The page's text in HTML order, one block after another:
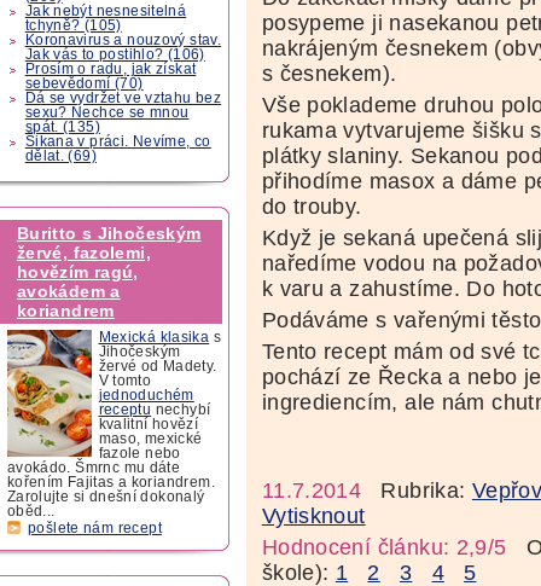
Jak nebýt nesnesitelná
tchyně? (105)
Koronavirus a nouzový stav.
Jak vás to postihlo? (106)
Prosím o radu, jak získat
sebevědomí (70)
Dá se vydržet ve vztahu bez
sexu? Nechce se mnou
spát. (135)
Šikana v práci. Nevíme, co
dělat. (69)
Buritto s Jihočeským
žervé, fazolemi,
hovězím ragú,
avokádem a
koriandrem
Mexická klasika s
Jihočeským
žervé od Madety.
V tomto
jednoduchém
receptu nechybí
kvalitní hovězí
maso, mexické
fazole nebo
avokádo. Šmrnc mu dáte
kořením Fajitas a koriandrem.
Zarolujte si dnešní dokonalý
oběd...
pošlete nám recept
posypeme ji nasekanou
nakrájeným česnekem
s česnekem).
Vše poklademe druhou
rukama vytvarujeme šišku
plátky slaniny. Sekanou
přihodíme masox a dáme
do trouby.
Když je sekaná upečená
naředíme vodou na
k varu a zahustíme. Do
Podáváme s vařenými
Tento recept mám od své
pochází ze Řecka a nebo
ingrediencím, ale nám
11.7.2014 Rubrika:
Vytisknout
Hodnocení článku: 2,9/5
škole): 1 2 3 4 5